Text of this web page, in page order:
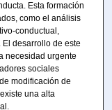
Esta formación
como el análisis
conductual,
desarrollo de este
necesidad urgente
sociales
modificación de
una alta